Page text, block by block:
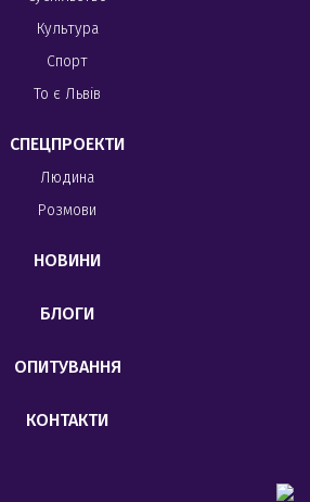
Культура
Спорт
То є Львів
СПЕЦПРОЕКТИ
Людина
Розмови
НОВИНИ
БЛОГИ
ОПИТУВАННЯ
КОНТАКТИ